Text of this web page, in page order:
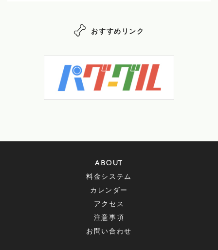
おすすめリンク
ABOUT
料金システム
カレンダー
アクセス
注意事項
お問い合わせ